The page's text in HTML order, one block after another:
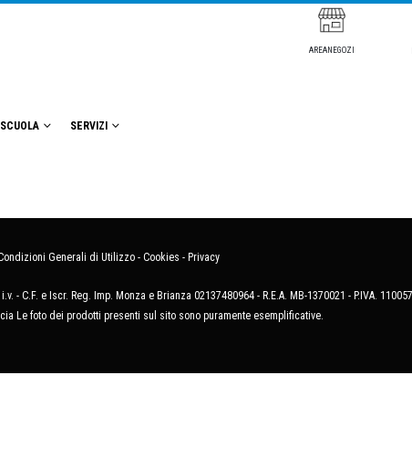
AREANEGOZI
SCUOLA SERVIZI
Generali di Utilizzo - Cookies - Privacy
C.F. e Iscr. Reg. Imp. Monza e Brianza 02137480964 - R.E.A. MB-1370021 - P.IVA.
Le foto dei prodotti presenti sul sito sono puramente esemplificative.